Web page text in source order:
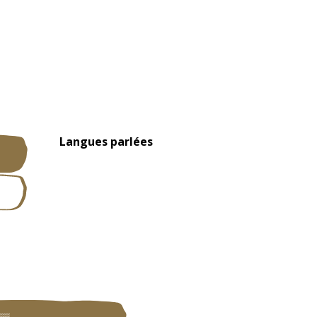
Langues parlées
Langues parlées